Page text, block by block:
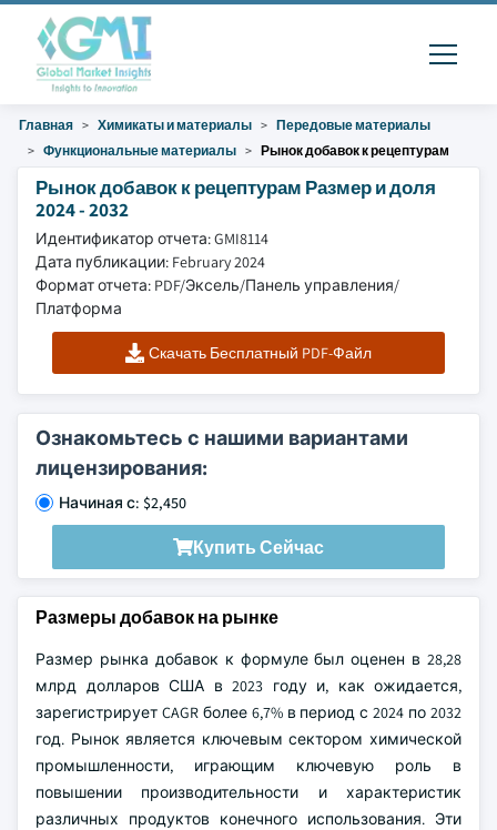
Главная Химикаты и материалы
Передовые материалы
Функциональные материалы
Рынок добавок к рецептурам
Рынок добавок к рецептурам Размер и доля
2024 - 2032
Идентификатор отчета: GMI8114
Дата публикации: February 2024
Формат отчета: PDF/Эксель/Панель управления/
Платформа
Скачать Бесплатный PDF-Файл
Ознакомьтесь с нашими вариантами
лицензирования:
Начиная с: $2,450
Купить Сейчас
Размеры добавок на рынке
Размер рынка добавок к формуле был оценен в 28,28
млрд долларов США в 2023 году и, как ожидается,
зарегистрирует CAGR более 6,7% в период с 2024 по 2032
год. Рынок является ключевым сектором химической
промышленности, играющим ключевую роль в
повышении производительности и характеристик
различных продуктов конечного использования. Эти